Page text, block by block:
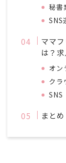
秘書
SNS
ママ
は？
オン
クラ
SNS
まとめ